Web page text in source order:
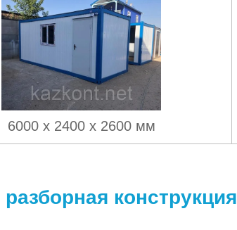
6000 х 2400 х 2600 мм
конструкция